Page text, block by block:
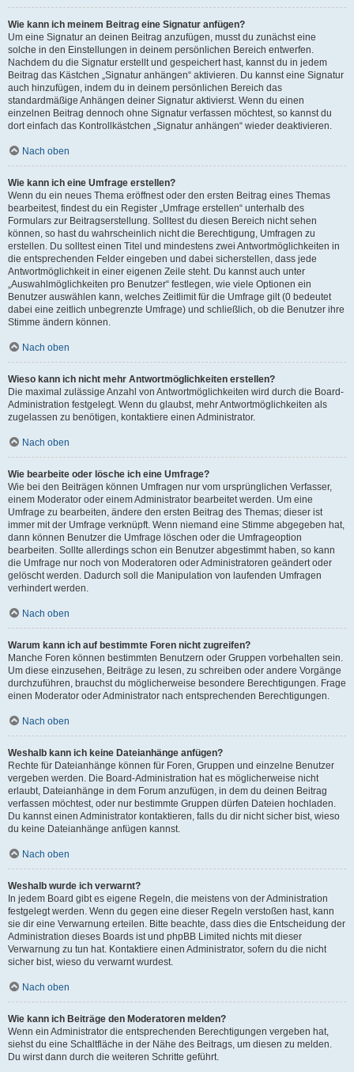
Wie kann ich meinem Beitrag eine Signatur anfügen?
Um eine Signatur an deinen Beitrag anzufügen, musst du zunächst eine
solche in den Einstellungen in deinem persönlichen Bereich entwerfen.
Nachdem du die Signatur erstellt und gespeichert hast, kannst du in jedem
Beitrag das Kästchen „Signatur anhängen“ aktivieren. Du kannst eine Signatur
auch hinzufügen, indem du in deinem persönlichen Bereich das
standardmäßige Anhängen deiner Signatur aktivierst. Wenn du einen
einzelnen Beitrag dennoch ohne Signatur verfassen möchtest, so kannst du
dort einfach das Kontrollkästchen „Signatur anhängen“ wieder deaktivieren.
Nach oben
Wie kann ich eine Umfrage erstellen?
Wenn du ein neues Thema eröffnest oder den ersten Beitrag eines Themas
bearbeitest, findest du ein Register „Umfrage erstellen“ unterhalb des
Formulars zur Beitragserstellung. Solltest du diesen Bereich nicht sehen
können, so hast du wahrscheinlich nicht die Berechtigung, Umfragen zu
erstellen. Du solltest einen Titel und mindestens zwei Antwortmöglichkeiten in
die entsprechenden Felder eingeben und dabei sicherstellen, dass jede
Antwortmöglichkeit in einer eigenen Zeile steht. Du kannst auch unter
„Auswahlmöglichkeiten pro Benutzer“ festlegen, wie viele Optionen ein
Benutzer auswählen kann, welches Zeitlimit für die Umfrage gilt (0 bedeutet
dabei eine zeitlich unbegrenzte Umfrage) und schließlich, ob die Benutzer ihre
Stimme ändern können.
Nach oben
Wieso kann ich nicht mehr Antwortmöglichkeiten erstellen?
Die maximal zulässige Anzahl von Antwortmöglichkeiten wird durch die Board-
Administration festgelegt. Wenn du glaubst, mehr Antwortmöglichkeiten als
zugelassen zu benötigen, kontaktiere einen Administrator.
Nach oben
Wie bearbeite oder lösche ich eine Umfrage?
Wie bei den Beiträgen können Umfragen nur vom ursprünglichen Verfasser,
einem Moderator oder einem Administrator bearbeitet werden. Um eine
Umfrage zu bearbeiten, ändere den ersten Beitrag des Themas; dieser ist
immer mit der Umfrage verknüpft. Wenn niemand eine Stimme abgegeben hat,
dann können Benutzer die Umfrage löschen oder die Umfrageoption
bearbeiten. Sollte allerdings schon ein Benutzer abgestimmt haben, so kann
die Umfrage nur noch von Moderatoren oder Administratoren geändert oder
gelöscht werden. Dadurch soll die Manipulation von laufenden Umfragen
verhindert werden.
Nach oben
Warum kann ich auf bestimmte Foren nicht zugreifen?
Manche Foren können bestimmten Benutzern oder Gruppen vorbehalten sein.
Um diese einzusehen, Beiträge zu lesen, zu schreiben oder andere Vorgänge
durchzuführen, brauchst du möglicherweise besondere Berechtigungen. Frage
einen Moderator oder Administrator nach entsprechenden Berechtigungen.
Nach oben
Weshalb kann ich keine Dateianhänge anfügen?
Rechte für Dateianhänge können für Foren, Gruppen und einzelne Benutzer
vergeben werden. Die Board-Administration hat es möglicherweise nicht
erlaubt, Dateianhänge in dem Forum anzufügen, in dem du deinen Beitrag
verfassen möchtest, oder nur bestimmte Gruppen dürfen Dateien hochladen.
Du kannst einen Administrator kontaktieren, falls du dir nicht sicher bist, wieso
du keine Dateianhänge anfügen kannst.
Nach oben
Weshalb wurde ich verwarnt?
In jedem Board gibt es eigene Regeln, die meistens von der Administration
festgelegt werden. Wenn du gegen eine dieser Regeln verstoßen hast, kann
sie dir eine Verwarnung erteilen. Bitte beachte, dass dies die Entscheidung der
Administration dieses Boards ist und phpBB Limited nichts mit dieser
Verwarnung zu tun hat. Kontaktiere einen Administrator, sofern du die nicht
sicher bist, wieso du verwarnt wurdest.
Nach oben
Wie kann ich Beiträge den Moderatoren melden?
Wenn ein Administrator die entsprechenden Berechtigungen vergeben hat,
siehst du eine Schaltfläche in der Nähe des Beitrags, um diesen zu melden.
Du wirst dann durch die weiteren Schritte geführt.